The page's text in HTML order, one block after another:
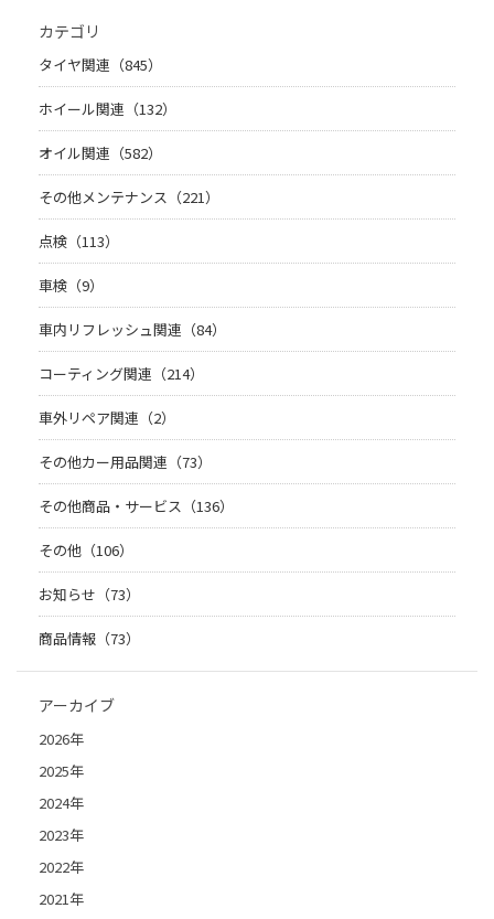
カテゴリ
タイヤ関連（845）
ホイール関連（132）
オイル関連（582）
その他メンテナンス（221）
点検（113）
車検（9）
車内リフレッシュ関連（84）
コーティング関連（214）
車外リペア関連（2）
その他カー用品関連（73）
その他商品・サービス（136）
その他（106）
お知らせ（73）
商品情報（73）
アーカイブ
2026年
2025年
2024年
2023年
2022年
2021年